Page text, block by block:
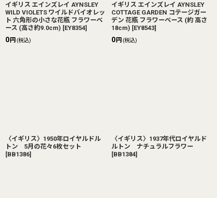
イギリス エインズレイ AYNSLEY
WILD VIOLETS ワイルドバイオレッ
ト 六角形の小さな花瓶 フラワーベ
ース (高さ約9.0cm) [EY8354]
0円 (税込)
イギリス エインズレイ AYNSLEY
COTTAGE GARDEN コテージガー
デン 花瓶 フラワーベース (約 高さ
18cm) [EY8543]
0円 (税込)
〈イギリス〉1950年ロイヤルドル
トン 5月の花々6枚セット
[BB1386]
〈イギリス〉1937年代ロイヤルド
ルトン ナチュラルフラワー
[BB1384]